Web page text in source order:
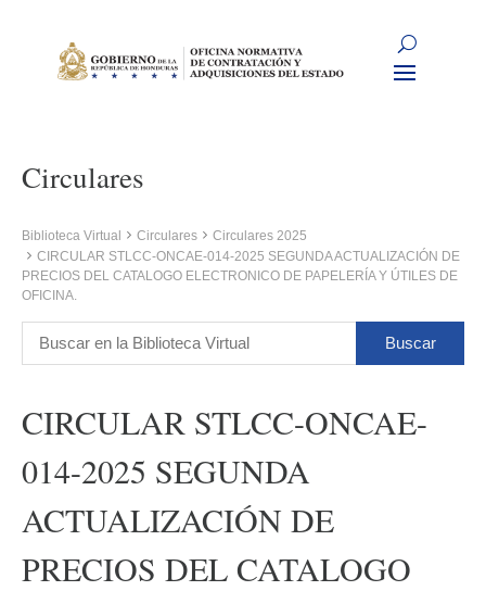
Circulares
Biblioteca Virtual Circulares
Circulares 2025
CIRCULAR STLCC-ONCAE-014-2025 SEGUNDA ACTUALIZACIÓN DE
PRECIOS DEL CATALOGO ELECTRONICO DE PAPELERÍA Y ÚTILES DE
OFICINA.
CIRCULAR STLCC-ONCAE-
014-2025 SEGUNDA
ACTUALIZACIÓN DE
PRECIOS DEL CATALOGO